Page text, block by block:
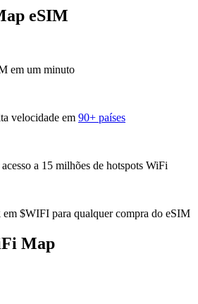
eSIM
em um minuto
velocidade em 90+ países
a 15 milhões de hotspots WiFi
em $WIFI para qualquer compra do eSIM
Map